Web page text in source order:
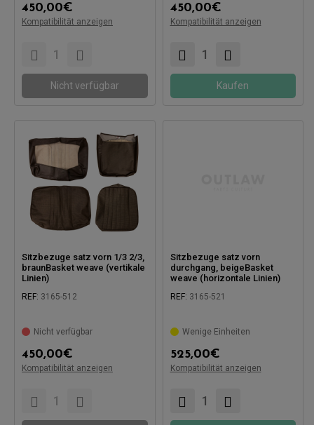
450,00€
Kompatibilität anzeigen
Nicht verfügbar
450,00€
Kompatibilität anzeigen
Kaufen
Sitzbezuge satz vorn 1/3 2/3,
braunBasket weave (vertikale
Linien)
REF: 3165-512
Nicht verfügbar
450,00€
Kompatibilität anzeigen
Sitzbezuge satz vorn
durchgang, beigeBasket
weave (horizontale Linien)
REF: 3165-521
Wenige Einheiten
525,00€
Kompatibilität anzeigen